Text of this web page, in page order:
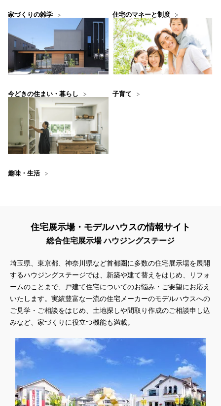
家づくりの雑学 住宅のマネーと制度
今どきの住まい・暮らし 子育て
趣味・生活
住宅展示場・モデルハウスの情報サイト
総合住宅展示場 ハウジングステージ
埼玉県、東京都、神奈川県など首都圏に多数の住宅展示場を展開
するハウジングステージでは、新築や建て替えをはじめ、リフォ
ームのことまで、戸建て住宅についてのお悩み・ご要望にお応え
いたします。実績豊富な一流の住宅メーカーのモデルハウスへの
ご見学・ご相談をはじめ、土地探しや間取り作成のご相談申し込
みなど、家づくりに役立つ機能も満載。